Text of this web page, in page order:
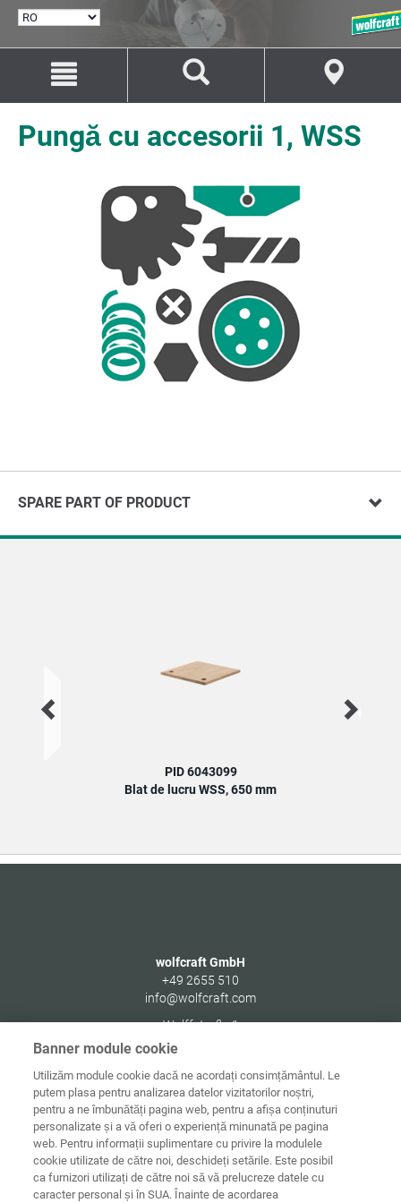
SELECTARE
conținut
navigare
Pungă cu accesorii 1, WSS
SPARE PART OF PRODUCT
PID 6043099
Blat de lucru WSS, 650 mm
wolfcraft GmbH
+49 2655 510
info@wolfcraft.com
Wolffstraße 1
56746
Acasă
Date de
contact
Informaţii
juridice
Protecţia
datelor
Banner module cookie
Utilizăm module cookie dacă ne acordați consimțământul. Le
putem plasa pentru analizarea datelor vizitatorilor noștri,
pentru a ne îmbunătăți pagina web, pentru a afișa conținuturi
personalizate și a vă oferi o experiență minunată pe pagina
web. Pentru informații suplimentare cu privire la modulele
cookie utilizate de către noi, deschideți setările. Este posibil
ca furnizori utilizați de către noi să vă prelucreze datele cu
caracter personal și în SUA. Înainte de acordarea